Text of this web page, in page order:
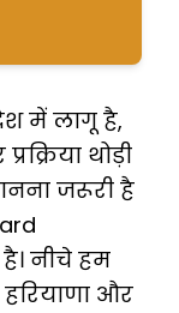
में लागू है,
थोड़ी
जरूरी है
नीचे हम
और